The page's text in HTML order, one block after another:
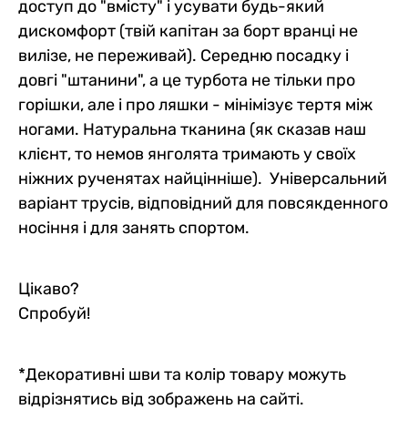
доступ до "вмісту" і усувати будь-який
дискомфорт (твій капітан за борт вранці не
вилізе, не переживай). Середню посадку і
довгі "штанини", а це турбота не тільки про
горішки, але і про ляшки - мінімізує тертя між
ногами. Натуральна тканина (як сказав наш
клієнт, то немов янголята тримають у своїх
ніжних рученятах найцінніше). Універсальний
варіант трусів, відповідний для повсякденного
носіння і для занять спортом.
Цікаво?
Спробуй!
*Декоративні шви та колір товару можуть
відрізнятись від зображень на сайті.